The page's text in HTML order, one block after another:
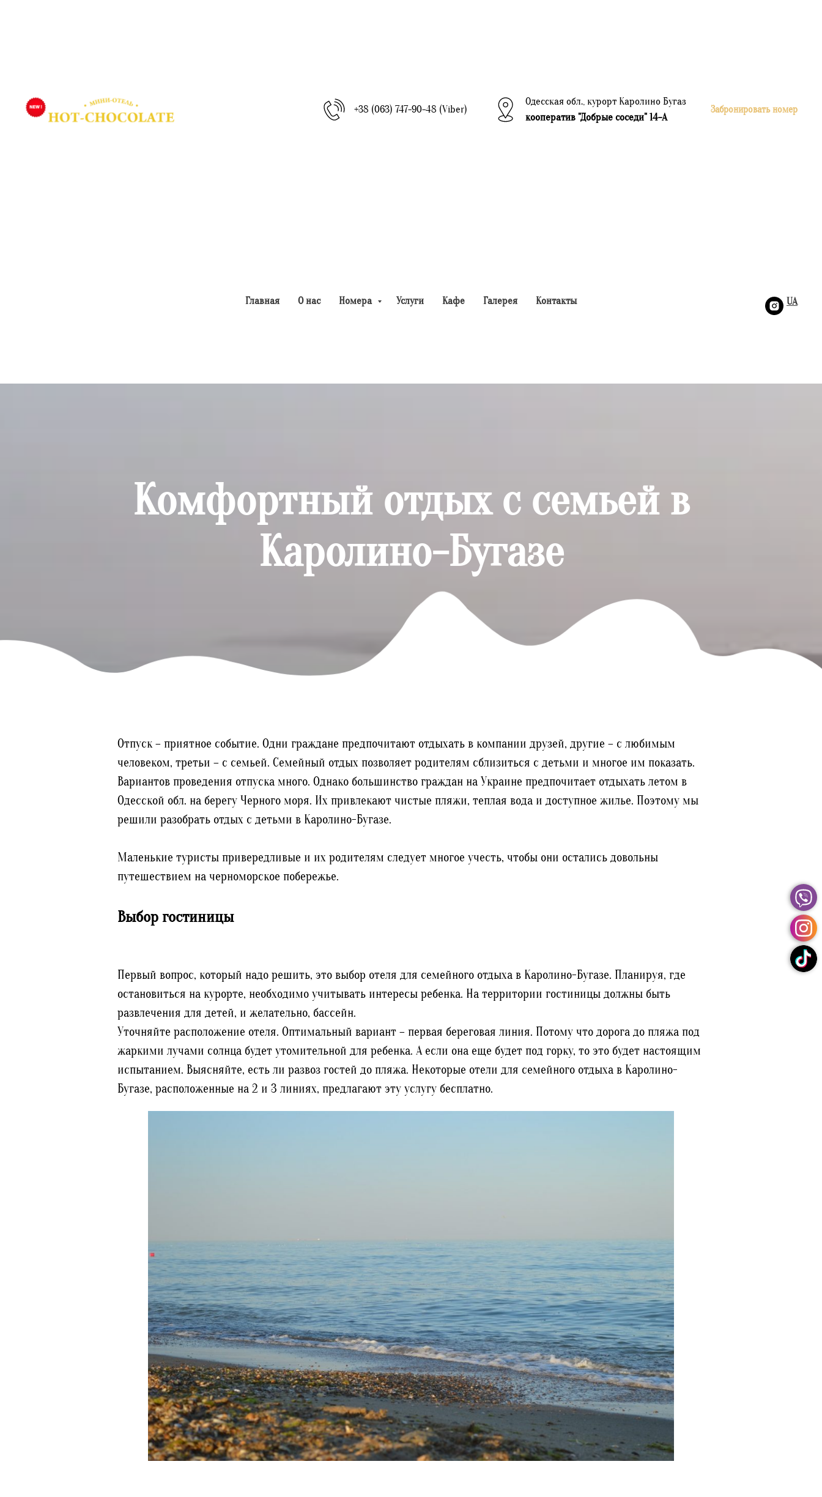
+38 (063) 747-90-48 (Viber)
Одесская обл., курорт Каролино Бугаз
кооператив "Добрые соседи" 14-А
Забронировать номер
Главная О нас Номера Услуги Кафе Галерея Контакты UA
Комфортный отдых с семьей в
Каролино-Бугазе
Отпуск – приятное событие. Одни граждане предпочитают отдыхать в компании друзей, другие – с любимым
человеком, третьи – с семьей. Семейный отдых позволяет родителям сблизиться с детьми и многое им показать.
Вариантов проведения отпуска много. Однако большинство граждан на Украине предпочитает отдыхать летом в
Одесской обл. на берегу Черного моря. Их привлекают чистые пляжи, теплая вода и доступное жилье. Поэтому мы
решили разобрать отдых с детьми в Каролино-Бугазе.
Маленькие туристы привередливые и их родителям следует многое учесть, чтобы они остались довольны
путешествием на черноморское побережье.
Выбор гостиницы
Первый вопрос, который надо решить, это выбор отеля для семейного отдыха в Каролино-Бугазе. Планируя, где
остановиться на курорте, необходимо учитывать интересы ребенка. На территории гостиницы должны быть
развлечения для детей, и желательно, бассейн.
Уточняйте расположение отеля. Оптимальный вариант – первая береговая линия. Потому что дорога до пляжа под
жаркими лучами солнца будет утомительной для ребенка. А если она еще будет под горку, то это будет настоящим
испытанием. Выясняйте, есть ли развоз гостей до пляжа. Некоторые отели для семейного отдыха в Каролино-
Бугазе, расположенные на 2 и 3 линиях, предлагают эту услугу бесплатно.